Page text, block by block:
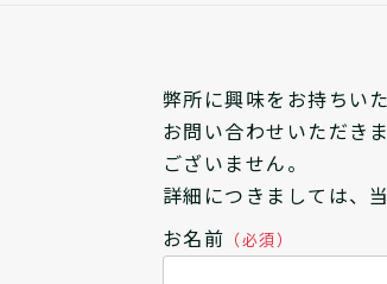
弊所に興味をお持ちい
お問い合わせいただき
ございません。
詳細につきましては、
お名前 （必須）